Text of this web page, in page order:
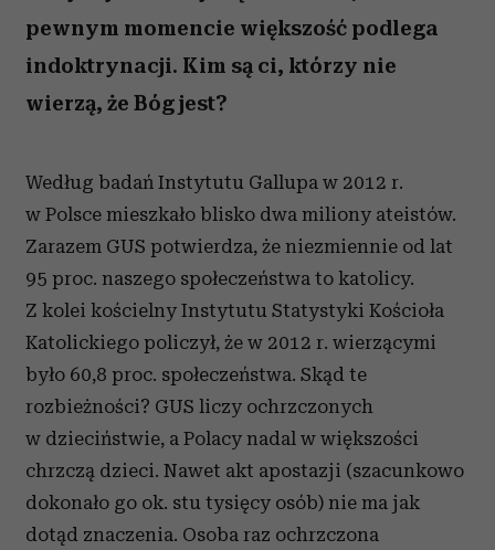
pewnym momencie większość podlega
indoktrynacji. Kim są ci, którzy nie
wierzą, że Bóg jest?
Według badań Instytutu Gallupa w 2012 r.
w Polsce mieszkało blisko dwa miliony ateistów.
Zarazem GUS potwierdza, że niezmiennie od lat
95 proc. naszego społeczeństwa to katolicy.
Z kolei kościelny Instytutu Statystyki Kościoła
Katolickiego policzył, że w 2012 r. wierzącymi
było 60,8 proc. społeczeństwa. Skąd te
rozbieżności? GUS liczy ochrzczonych
w dzieciństwie, a Polacy nadal w większości
chrzczą dzieci. Nawet akt apostazji (szacunkowo
dokonało go ok. stu tysięcy osób) nie ma jak
dotąd znaczenia. Osoba raz ochrzczona